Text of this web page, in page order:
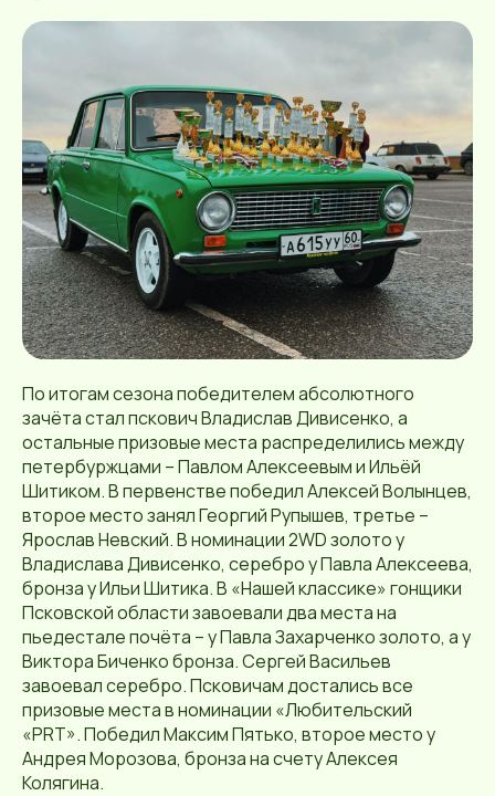
По итогам сезона победителем абсолютного
зачёта стал пскович Владислав Дивисенко, а
остальные призовые места распределились между
петербуржцами – Павлом Алексеевым и Ильёй
Шитиком. В первенстве победил Алексей Волынцев,
второе место занял Георгий Рупышев, третье –
Ярослав Невский. В номинации 2WD золото у
Владислава Дивисенко, серебро у Павла Алексеева,
бронза у Ильи Шитика. В «Нашей классике» гонщики
Псковской области завоевали два места на
пьедестале почёта – у Павла Захарченко золото, а у
Виктора Биченко бронза. Сергей Васильев
завоевал серебро. Псковичам достались все
призовые места в номинации «Любительский
«PRT». Победил Максим Пятько, второе место у
Андрея Морозова, бронза на счету Алексея
Колягина.